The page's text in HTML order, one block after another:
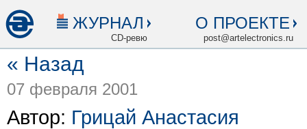
ЖУРНАЛ
CD-ревю
О ПРОЕКТЕ
post@artelectronics.ru
« Назад
07 февраля 2001
Автор: Грицай Анастасия